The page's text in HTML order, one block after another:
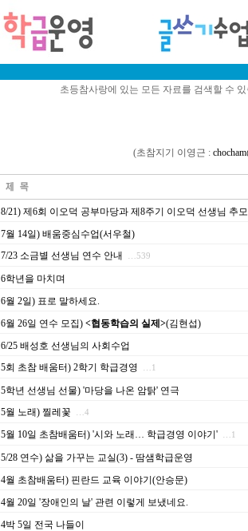
초등참사랑에 있는 모든 자료를 검색할 수
(초참지기 이영근 :
8/21) 제6회 이오덕 공부마당과 제8주기 이오덕 선생님 추
7월 14일) 배움중심수업(서우철)
7/23 소금별 선생님 연수 안내 …539
6학년을 마치며
6월 2일) 표로 말하세요.
6월 26일 연수 모집) <협동학습의 실제>(김현섭)
6/25 배성호 선생님의 사회수업
5회 초참 배움터) 2학기 학급경영 …1
5학년 선생님 선물) '마당을 나온 암탉' 연극
5월 노래) 찔레꽃 …4
5월 10일 초참배움터) '시와 노래… 학급경영 이야기' …1
5/28 연수) 삶을 가꾸는 교실(3) - 땀샘학급운영
4월 초참배움터) 핀란드 교육 이야기(안승문)
4월 20일 '장애인의 날' 관련 이렇게 보냈네요.
4박 5일 전국 나들이